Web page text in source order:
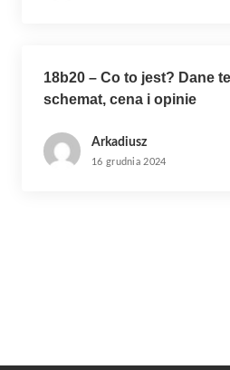
18b20 – Co to jest? Dane
schemat, cena i opinie
Arkadiusz
16 grudnia 2024